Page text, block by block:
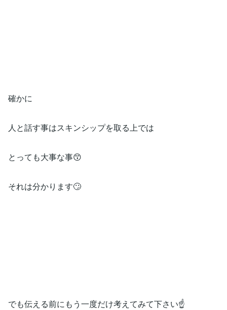
確かに
人と話す事はスキンシップを取る上では
とっても大事な事😙
それは分かります🙄
でも伝える前にもう一度だけ考えてみて下さい☝️